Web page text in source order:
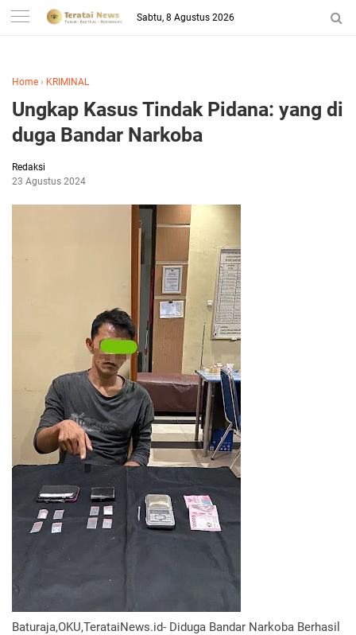
-->
Sabtu, 8 Agustus 2026
Home › KRIMINAL
Ungkap Kasus Tindak Pidana: yang di
duga Bandar Narkoba
Redaksi
23 Agustus 2024
Baturaja,OKU,TerataiNews.id- Diduga Bandar Narkoba Berhasil